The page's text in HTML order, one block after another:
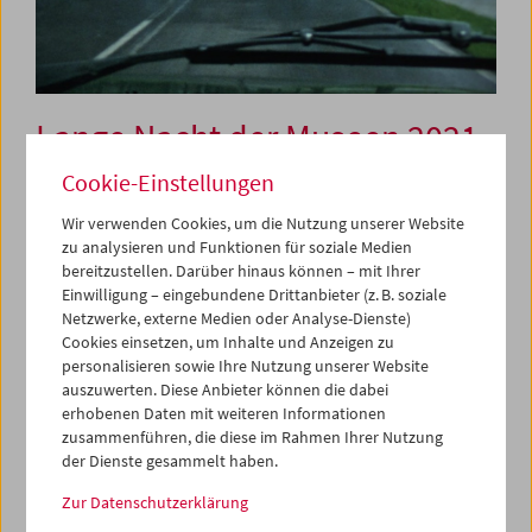
Lange Nacht der Museen 2021
2. Oktober 2021
Das Österreichische Filmmuseum ist eine Cinémathèque,
die Ausstellungen finden auf der Leinwand statt. In
mehreren Programmen (à 40min) bietet es vielfältige
Einblicke: Archivarbeit, Programmgestaltung,
Sammlungs- und Forschungsschwerpunkte, Film als
Dokument der Alltagskultur. Im Zentrum steht dabei das
Erlebnis des gemeinsamen Filmschauens im Kino.
18:00Filmfarben
Im Kinderprogramm (ab 8 Jahren) wird gezeigt, wie die
Cookie-Einstellungen
Wir verwenden Cookies, um die Nutzung unserer Website
zu analysieren und Funktionen für soziale Medien
bereitzustellen. Darüber hinaus können – mit Ihrer
Einwilligung – eingebundene Drittanbieter (z. B. soziale
Netzwerke, externe Medien oder Analyse-Dienste)
Cookies einsetzen, um Inhalte und Anzeigen zu
personalisieren sowie Ihre Nutzung unserer Website
auszuwerten. Diese Anbieter können die dabei
erhobenen Daten mit weiteren Informationen
zusammenführen, die diese im Rahmen Ihrer Nutzung
der Dienste gesammelt haben.
Zur Datenschutzerklärung